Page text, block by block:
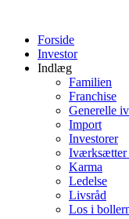
indholdForside
Investor
Indlæg
Familien
Franchise
Generelle
Import
Investorer
Iværksætter
Karma
Ledelse
Livsråd
Los i